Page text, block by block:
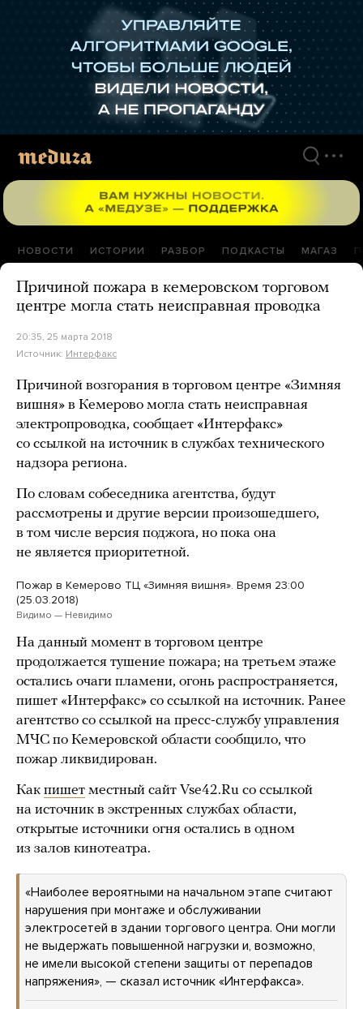
НОВОСТИ ИСТОРИИ РАЗБОР ПОДКАСТЫ МАГАЗ
Причиной пожара в кемеровском торговом
центре могла стать неисправная проводка
20:35, 25 марта 2018
Источник: Интерфакс
Причиной возгорания в торговом центре «Зимняя
вишня» в Кемерово могла стать неисправная
электропроводка, сообщает «Интерфакс»
со ссылкой на источник в службах технического
надзора региона.
По словам собеседника агентства, будут
рассмотрены и другие версии произошедшего,
в том числе версия поджога, но пока она
не является приоритетной.
Пожар в Кемерово ТЦ «Зимняя вишня». Время 23:00
(25.03.2018)
Видимо — Невидимо
На данный момент в торговом центре
продолжается тушение пожара; на третьем этаже
остались очаги пламени, огонь распространяется,
пишет «Интерфакс» со ссылкой на источник. Ранее
агентство со ссылкой на пресс-службу управления
МЧС по Кемеровской области сообщило, что
пожар ликвидирован.
Как пишет местный сайт Vse42.Ru со ссылкой
на источник в экстренных службах области,
открытые источники огня остались в одном
из залов кинотеатра.
«Наиболее вероятными на начальном этапе считают
нарушения при монтаже и обслуживании
электросетей в здании торгового центра. Они могли
не выдержать повышенной нагрузки и, возможно,
не имели высокой степени защиты от перепадов
напряжения», — сказал источник «Интерфакса».